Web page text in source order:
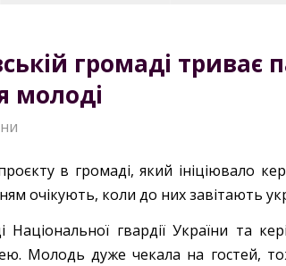
громаді триває
молоді
в громаді, який ініціювало
очікують, коли до них завітають
гвардії України та
Молодь дуже чекала на гостей,